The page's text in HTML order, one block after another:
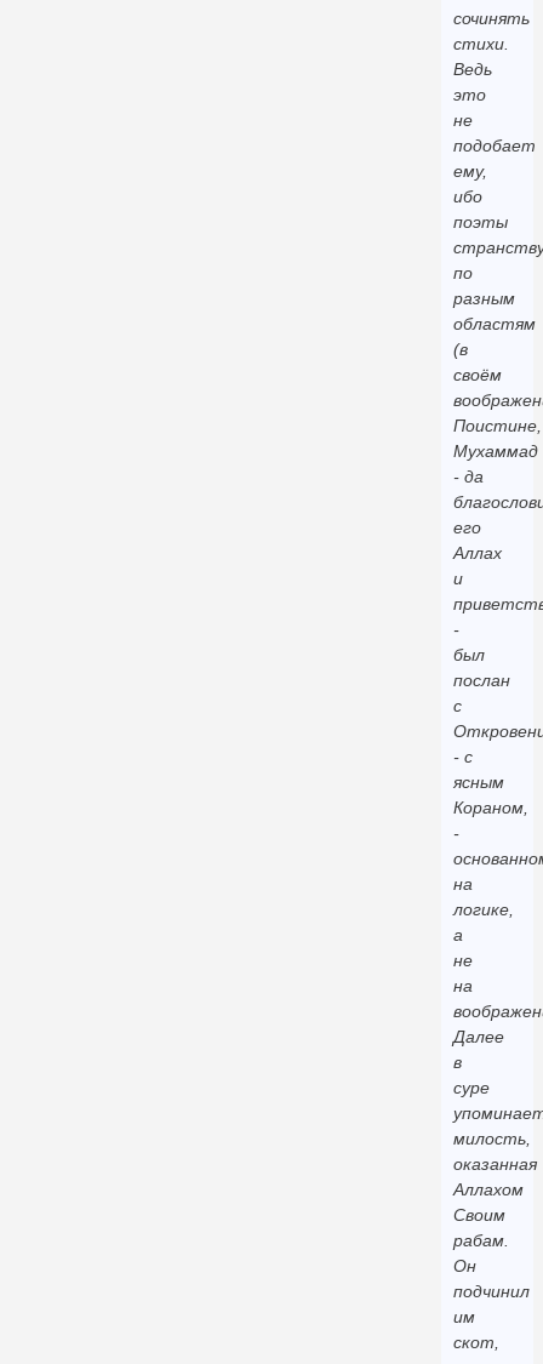
сочинять
стихи.
Ведь
это
не
подобает
ему,
ибо
поэты
по
разным
областям
(в
своём
Поистине,
Мухаммад
- да
его
Аллах
и
-
был
послан
с
- с
ясным
Кораном,
-
на
логике,
а
не
на
Далее
в
суре
милость,
оказанная
Аллахом
Своим
рабам.
Он
подчинил
им
скот,